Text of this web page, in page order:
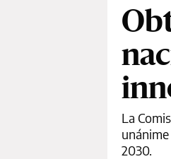
La
2030.